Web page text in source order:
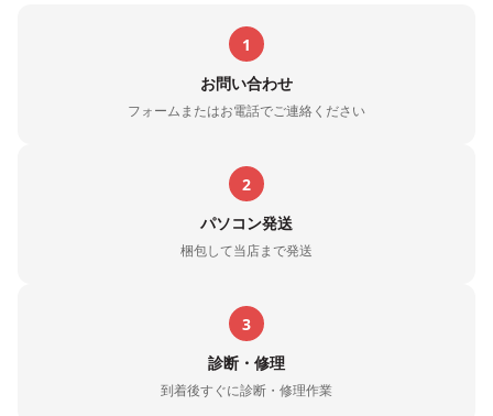
1
お問い合わせ
フォームまたはお電話でご連絡ください
2
パソコン発送
梱包して当店まで発送
3
診断・修理
到着後すぐに診断・修理作業